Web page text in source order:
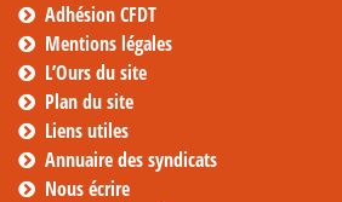
Adhésion CFDT
Mentions légales
L’Ours du site
Plan du site
Liens utiles
Annuaire des syndicats
Nous écrire